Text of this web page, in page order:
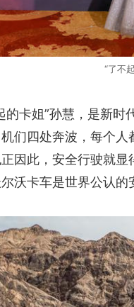
“了不
的卡姐”孙慧，是新
们四处奔波，每个
因此，安全行驶就
沃卡车是世界公认